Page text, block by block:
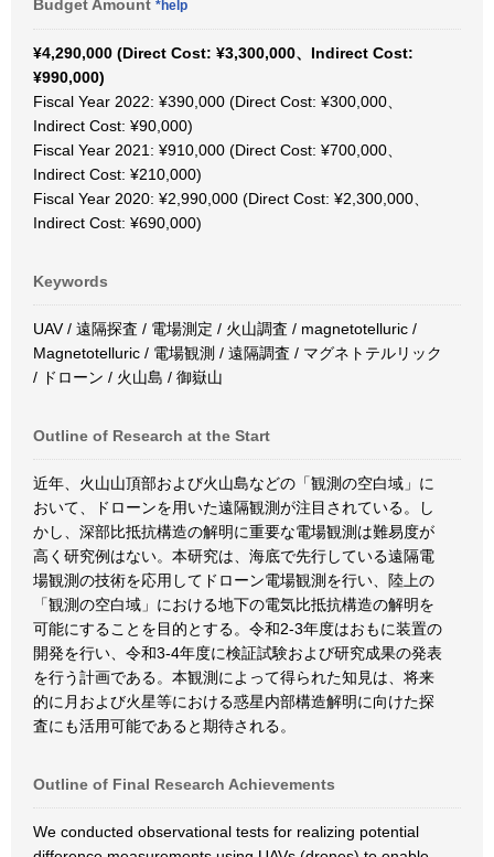
Budget Amount *help
¥4,290,000 (Direct Cost: ¥3,300,000、Indirect Cost:
¥990,000)
Fiscal Year 2022: ¥390,000 (Direct Cost: ¥300,000、
Indirect Cost: ¥90,000)
Fiscal Year 2021: ¥910,000 (Direct Cost: ¥700,000、
Indirect Cost: ¥210,000)
Fiscal Year 2020: ¥2,990,000 (Direct Cost: ¥2,300,000、
Indirect Cost: ¥690,000)
Keywords
UAV / 遠隔探査 / 電場測定 / 火山調査 / magnetotelluric /
Magnetotelluric / 電場観測 / 遠隔調査 / マグネトテルリック
/ ドローン / 火山島 / 御嶽山
Outline of Research at the Start
近年、火山山頂部および火山島などの「観測の空白域」に
おいて、ドローンを用いた遠隔観測が注目されている。し
かし、深部比抵抗構造の解明に重要な電場観測は難易度が
高く研究例はない。本研究は、海底で先行している遠隔電
場観測の技術を応用してドローン電場観測を行い、陸上の
「観測の空白域」における地下の電気比抵抗構造の解明を
可能にすることを目的とする。令和2-3年度はおもに装置の
開発を行い、令和3-4年度に検証試験および研究成果の発表
を行う計画である。本観測によって得られた知見は、将来
的に月および火星等における惑星内部構造解明に向けた探
査にも活用可能であると期待される。
Outline of Final Research Achievements
We conducted observational tests for realizing potential